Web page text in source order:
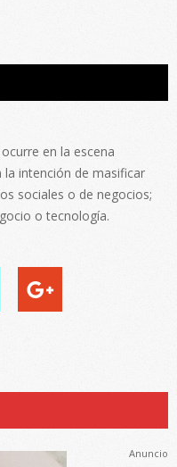
en la escena
la intención de masificar
sociales o de negocios;
o tecnología.
Anuncio